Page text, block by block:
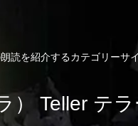
読を紹介するカテゴリーサ
） Teller テ